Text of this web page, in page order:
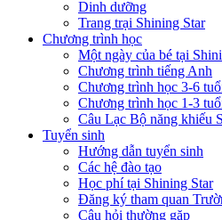
Dinh dưỡng
Trang trại Shining Star
Chương trình học
Một ngày của bé tại
Chương trình tiếng Anh
Chương trình học 3-6
Chương trình học 1-3
Câu Lạc Bộ năng khiếu
Tuyển sinh
Hướng dẫn tuyển sinh
Các hệ đào tạo
Học phí tại Shining Star
Đăng ký tham quan
Câu hỏi thường gặp